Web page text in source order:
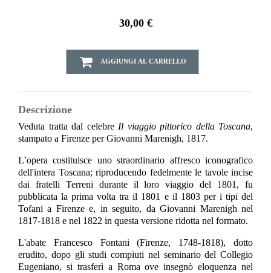
30,00 €
AGGIUNGI AL CARRELLO
Descrizione
Veduta tratta dal celebre Il viaggio pittorico della Toscana,
stampato a Firenze per Giovanni Marenigh, 1817.
L’opera costituisce uno straordinario affresco iconografico
dell'intera Toscana; riproducendo fedelmente le tavole incise
dai fratelli Terreni durante il loro viaggio del 1801, fu
pubblicata la prima volta tra il 1801 e il 1803 per i tipi del
Tofani a Firenze e, in seguito, da Giovanni Marenigh nel
1817-1818 e nel 1822 in questa versione ridotta nel formato.
L'abate Francesco Fontani (Firenze, 1748-1818), dotto
erudito, dopo gli studi compiuti nel seminario del Collegio
Eugeniano, si trasferì a Roma ove insegnò eloquenza nel